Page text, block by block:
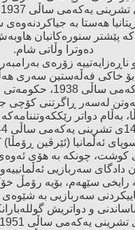
هەستا بە
پێشتر سنورەكانیان
دەوترا وڵاتی شام.
زۆرەی
تشرینی یەكەمی ساڵی
لەسەر ڕاگرتنی كۆچی
بەڵام دواتر
ئەڵمانیا (ئێرڤین ڕۆمڵا)
كوشت، چونكە بە هۆی
دادگای سەربازیی
رایخی سێهەم، بۆیە رۆمڵ
سەربازیی بە شێوەی
ناساندنی ‌و دواتریش